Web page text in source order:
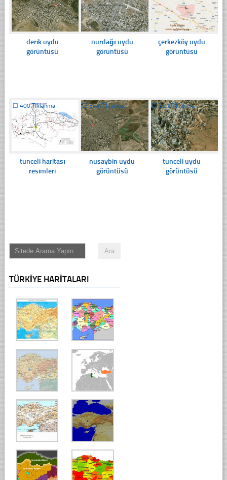
derik uydu
görüntüsü
nurdağı uydu
görüntüsü
çerkezköy uydu
görüntüsü
☐ 400 Tıklanma
tunceli haritası
resimleri
☐344 Tıklanma
nusaybin uydu
görüntüsü
☐321 Tıklanma
tunceli uydu
görüntüsü
TÜRKIYE HARITALARI